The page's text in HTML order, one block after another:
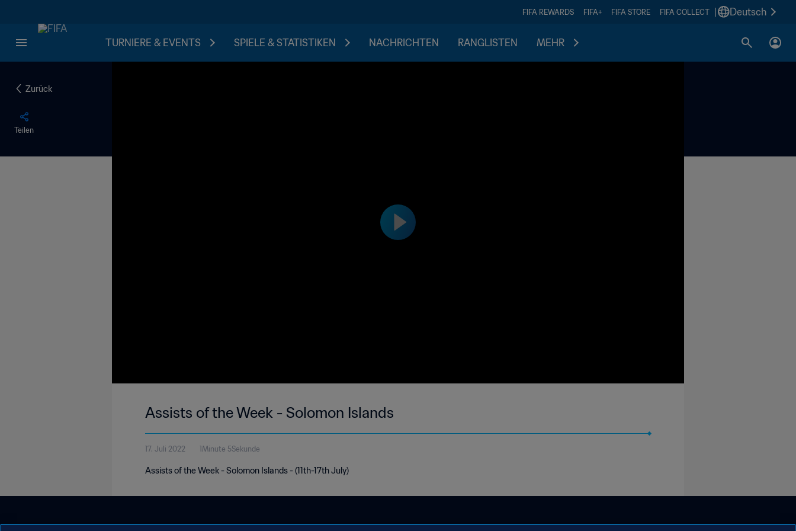
FIFA REWARDS FIFA+ FIFA STORE FIFA COLLECT Deutsch
TURNIERE & EVENTS SPIELE & STATISTIKEN NACHRICHTEN RANGLISTEN MEHR
Zurück
Teilen
Assists of the Week - Solomon Islands
17. Juli 2022 1Minute 5Sekunde
Assists of the Week - Solomon Islands - (11th-17th July)